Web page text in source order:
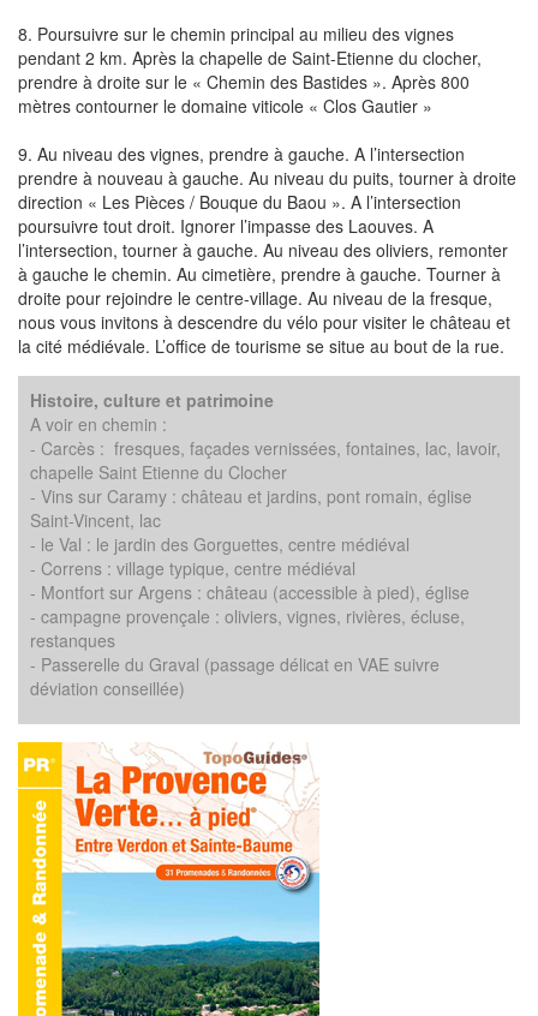
8. Poursuivre sur le chemin principal au milieu des vignes
pendant 2 km. Après la chapelle de Saint-Etienne du clocher,
prendre à droite sur le « Chemin des Bastides ». Après 800
mètres contourner le domaine viticole « Clos Gautier »
9. Au niveau des vignes, prendre à gauche. A l’intersection
prendre à nouveau à gauche. Au niveau du puits, tourner à droite
direction « Les Pièces / Bouque du Baou ». A l’intersection
poursuivre tout droit. Ignorer l’impasse des Laouves. A
l’intersection, tourner à gauche. Au niveau des oliviers, remonter
à gauche le chemin. Au cimetière, prendre à gauche. Tourner à
droite pour rejoindre le centre-village. Au niveau de la fresque,
nous vous invitons à descendre du vélo pour visiter le château et
la cité médiévale. L’office de tourisme se situe au bout de la rue.
Histoire, culture et patrimoine
A voir en chemin :
- Carcès : fresques, façades vernissées, fontaines, lac, lavoir,
chapelle Saint Etienne du Clocher
- Vins sur Caramy : château et jardins, pont romain, église
Saint-Vincent, lac
- le Val : le jardin des Gorguettes, centre médiéval
- Correns : village typique, centre médiéval
- Montfort sur Argens : château (accessible à pied), église
- campagne provençale : oliviers, vignes, rivières, écluse,
restanques
- Passerelle du Graval (passage délicat en VAE suivre
déviation conseillée)